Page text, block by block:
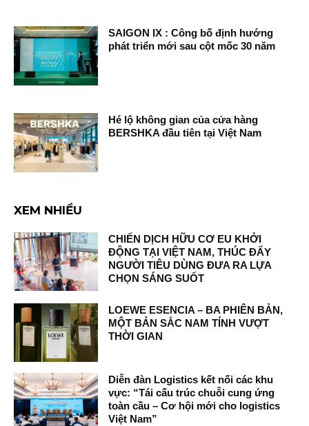
SAIGON IX : Công bố định hướng
phát triển mới sau cột mốc 30 năm
Hé lộ không gian của cửa hàng
BERSHKA đầu tiên tại Việt Nam
XEM NHIỀU
CHIẾN DỊCH HỮU CƠ EU KHỞI
ĐỘNG TẠI VIỆT NAM, THÚC ĐẨY
NGƯỜI TIÊU DÙNG ĐƯA RA LỰA
CHỌN SÁNG SUỐT
LOEWE ESENCIA – BA PHIÊN BẢN,
MỘT BẢN SẮC NAM TÍNH VƯỢT
THỜI GIAN
Diễn đàn Logistics kết nối các khu
vực: “Tái cấu trúc chuỗi cung ứng
toàn cầu – Cơ hội mới cho logistics
Việt Nam”